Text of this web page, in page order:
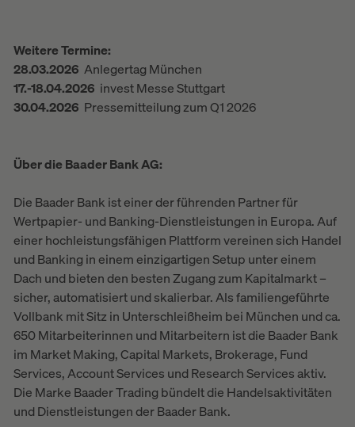
Weitere Termine:
28.03.2026 Anlegertag München
17.-18.04.2026 invest Messe Stuttgart
30.04.2026 Pressemitteilung zum Q1 2026
Über die Baader Bank AG:
Die Baader Bank ist einer der führenden Partner für
Wertpapier- und Banking-Dienstleistungen in Europa. Auf
einer hochleistungsfähigen Plattform vereinen sich Handel
und Banking in einem einzigartigen Setup unter einem
Dach und bieten den besten Zugang zum Kapitalmarkt –
sicher, automatisiert und skalierbar. Als familiengeführte
Vollbank mit Sitz in Unterschleißheim bei München und ca.
650 Mitarbeiterinnen und Mitarbeitern ist die Baader Bank
im Market Making, Capital Markets, Brokerage, Fund
Services, Account Services und Research Services aktiv.
Die Marke Baader Trading bündelt die Handelsaktivitäten
und Dienstleistungen der Baader Bank.